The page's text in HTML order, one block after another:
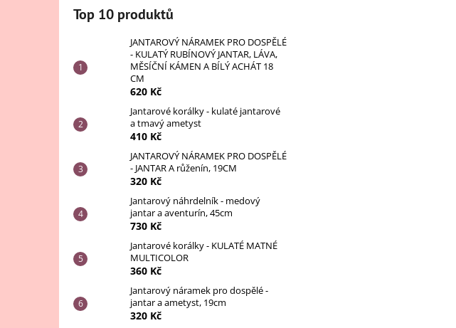
Top 10 produktů
JANTAROVÝ NÁRAMEK PRO DOSPĚLÉ
- KULATÝ RUBÍNOVÝ JANTAR, LÁVA,
MĚSÍČNÍ KÁMEN A BÍLÝ ACHÁT 18
CM
620 Kč
Jantarové korálky - kulaté jantarové
a tmavý ametyst
410 Kč
JANTAROVÝ NÁRAMEK PRO DOSPĚLÉ
- JANTAR A růženín, 19CM
320 Kč
Jantarový náhrdelník - medový
jantar a aventurín, 45cm
730 Kč
Jantarové korálky - KULATÉ MATNÉ
MULTICOLOR
360 Kč
Jantarový náramek pro dospělé -
jantar a ametyst, 19cm
320 Kč